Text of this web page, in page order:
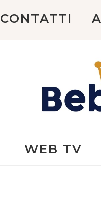
CONTATTI
WEB TV